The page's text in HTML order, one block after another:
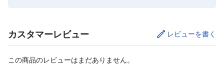
カスタマーレビュー レビューを書く
この商品のレビューはまだありません。